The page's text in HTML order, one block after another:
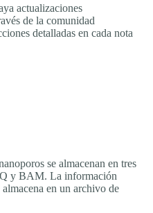
actualizaciones
de la comunidad
detalladas en cada nota
se almacenan en tres
y BAM. La información
en un archivo de